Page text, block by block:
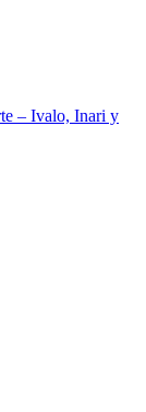
– Ivalo, Inari y